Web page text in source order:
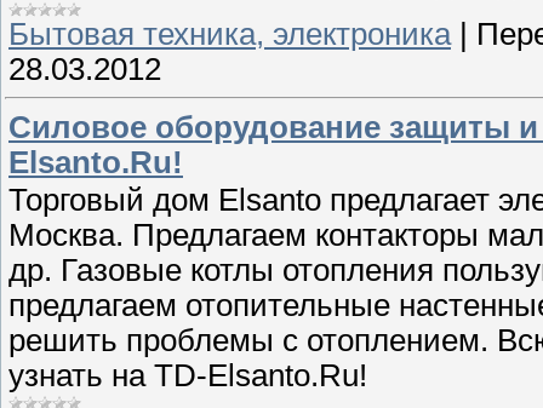
Бытовая техника, электроника|
28.03.2012
Силовое оборудование защиты и
Elsanto.Ru!
Торговый дом Elsanto предлагает
Москва. Предлагаем контакторы
др. Газовые котлы отопления
предлагаем отопительные
решить проблемы с отоплением.
узнать на TD-Elsanto.Ru!